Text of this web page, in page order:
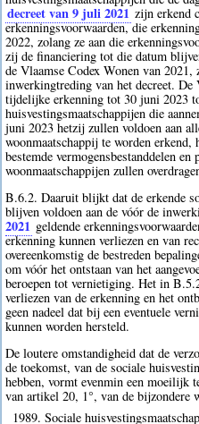
decreet van 9 juli 2021 zijn erkend
erkenningsvoorwaarden, die
2022, zolang ze aan die
zij de financiering tot die datum
de Vlaamse Codex Wonen van
inwerkingtreding van het decreet. De
tijdelijke erkenning tot 30 juni 2023
huisvestingsmaatschappijen die
juni 2023 hetzij zullen voldoen aan
woonmaatschappij te worden
bestemde vermogensbestanddelen en
woonmaatschappijen zullen
B.6.2. Daaruit blijkt dat de erkende
blijven voldoen aan de vóór de
2021 geldende
erkenning kunnen verliezen en van
overeenkomstig de bestreden
om vóór het ontstaan van het
beroepen tot vernietiging. Het in
verliezen van de erkenning en het
geen nadeel dat bij een eventuele
kunnen worden hersteld.
De loutere omstandigheid dat de
de toekomst, van de sociale
hebben, vormt evenmin een moeilijk
van artikel 20, 1°, van de bijzondere
1989. Sociale